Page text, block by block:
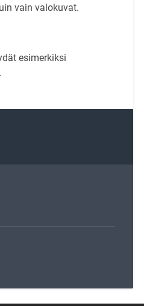
vain valokuvat.
esimerkiksi
.